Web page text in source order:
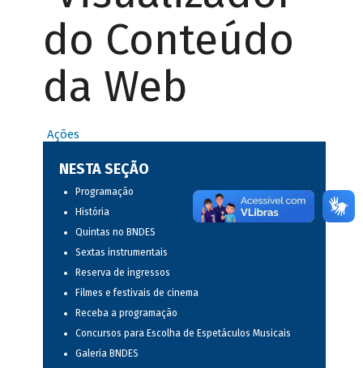
do Conteúdo
da Web
Ações
NESTA SEÇÃO
Programação
História
Quintas no BNDES
Sextas instrumentais
Reserva de ingressos
Filmes e festivais de cinema
Receba a programação
Concursos para Escolha de Espetáculos Musicais
Galeria BNDES